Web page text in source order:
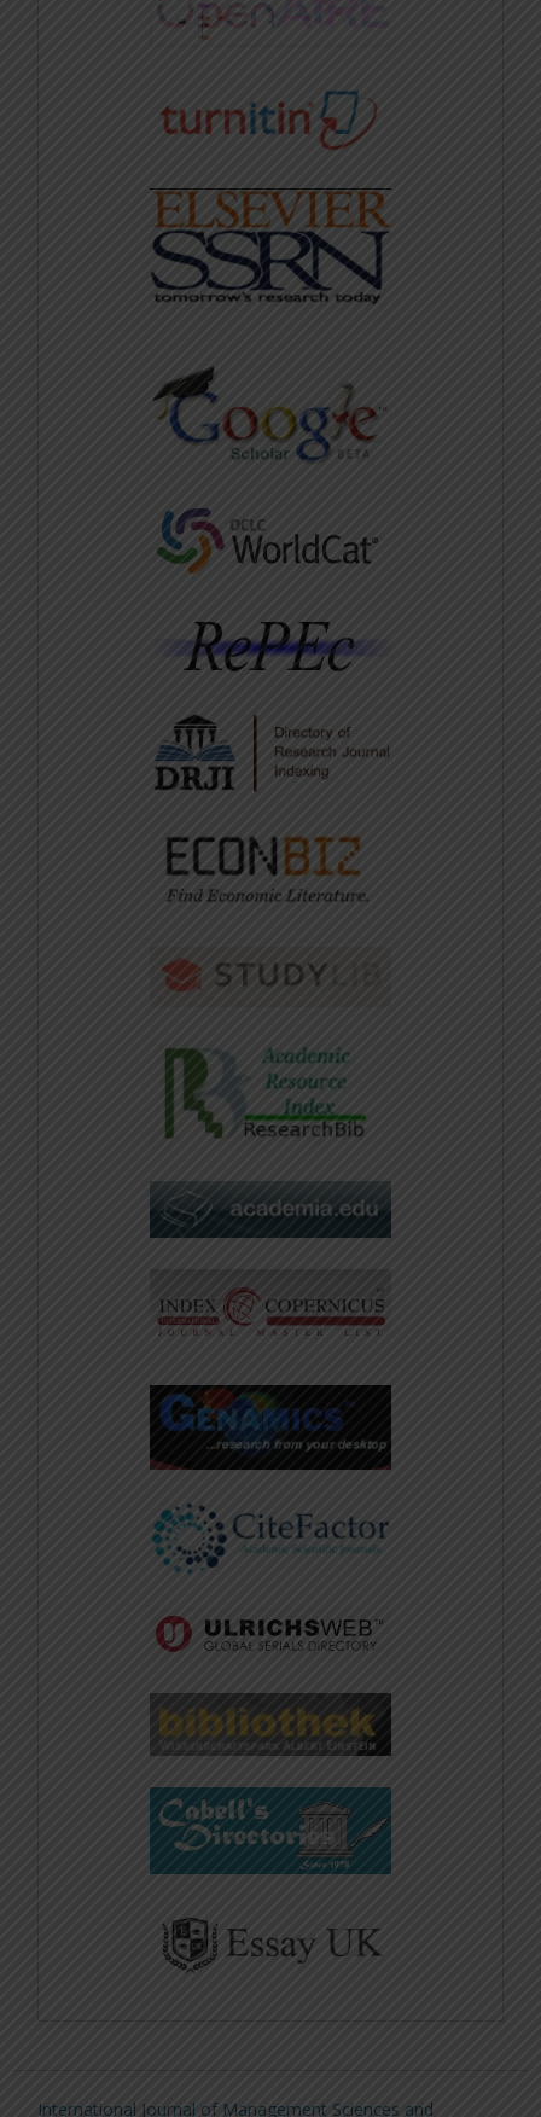
International Journal of Management Sciences and